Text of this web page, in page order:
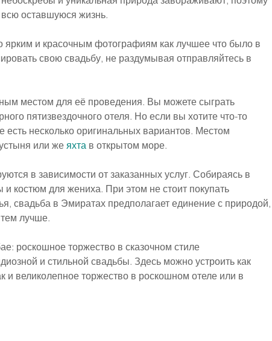
всю оставшуюся жизнь.
ярким и красочным фотографиям как лучшее что было в
свою свадьбу, не раздумывая отправляйтесь в
местом для её проведения. Вы можете сыграть
пятизвездочного отеля. Но если вы хотите что-то
есть несколько оригинальных вариантов. Местом
или же яхта в открытом море.
в зависимости от заказанных услуг. Собираясь в
и костюм для жениха. При этом не стоит покупать
свадьба в Эмиратах предполагает единение с природой,
лучше.
роскошное торжество в сказочном стиле
и стильной свадьбы. Здесь можно устроить как
великолепное торжество в роскошном отеле или в